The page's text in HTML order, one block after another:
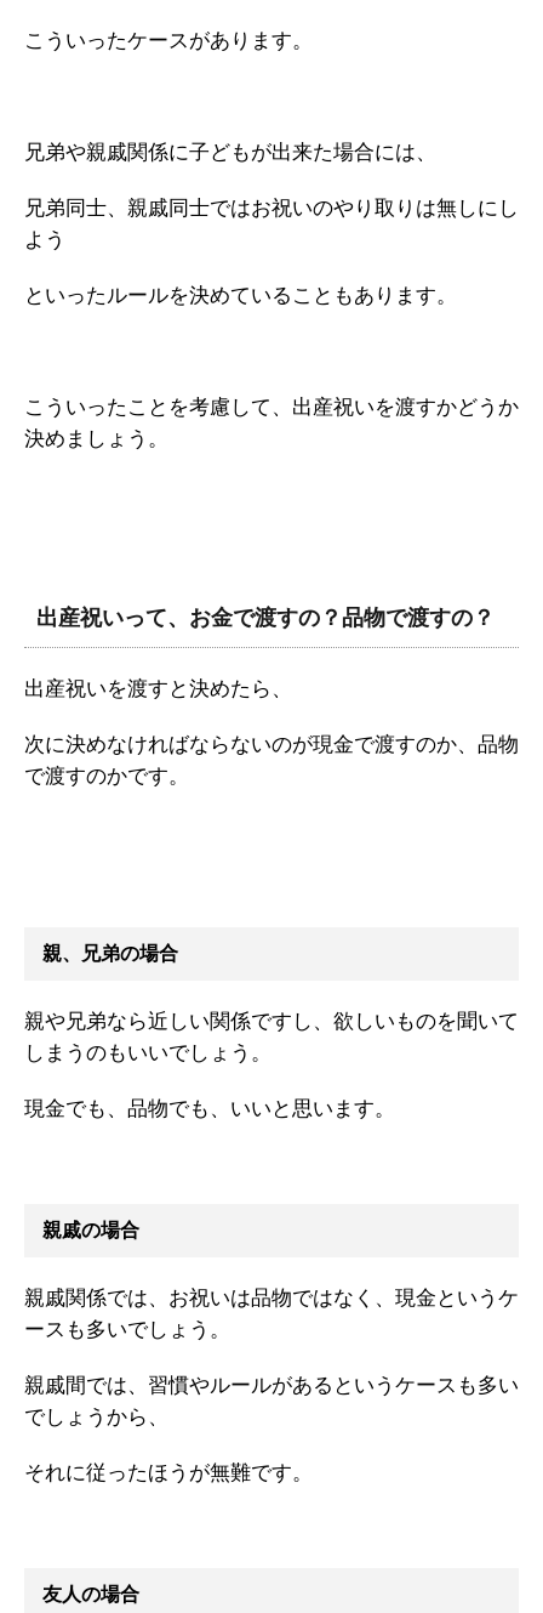
こういったケースがあります。
兄弟や親戚関係に子どもが出来た場合には、
兄弟同士、親戚同士ではお祝いのやり取りは無しにし
よう
といったルールを決めていることもあります。
こういったことを考慮して、出産祝いを渡すかどうか
決めましょう。
出産祝いって、お金で渡すの？品物で渡すの？
出産祝いを渡すと決めたら、
次に決めなければならないのが現金で渡すのか、品物
で渡すのかです。
親、兄弟の場合
親や兄弟なら近しい関係ですし、欲しいものを聞いて
しまうのもいいでしょう。
現金でも、品物でも、いいと思います。
親戚の場合
親戚関係では、お祝いは品物ではなく、現金というケ
ースも多いでしょう。
親戚間では、習慣やルールがあるというケースも多い
でしょうから、
それに従ったほうが無難です。
友人の場合